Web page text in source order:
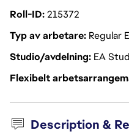
Roll-ID215372
Typ av arbetare Regular
Studio/avdelning EA
Flexibelt
Description &